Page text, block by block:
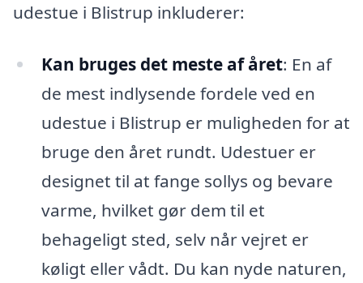
udestue i Blistrup inkluderer:
Kan bruges det meste af året: En af
de mest indlysende fordele ved en
udestue i Blistrup er muligheden for at
bruge den året rundt. Udestuer er
designet til at fange sollys og bevare
varme, hvilket gør dem til et
behageligt sted, selv når vejret er
køligt eller vådt. Du kan nyde naturen,